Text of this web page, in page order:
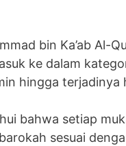
bin Ka’ab Al-
ke dalam
hingga terjadinya
bahwa setiap
sesuai